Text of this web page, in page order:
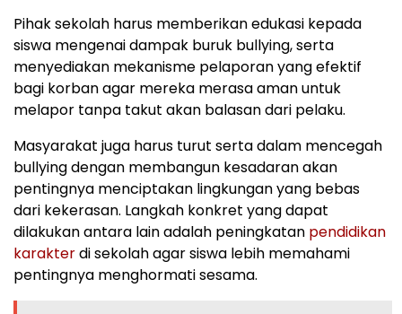
Pihak sekolah harus memberikan edukasi kepada
siswa mengenai dampak buruk bullying, serta
menyediakan mekanisme pelaporan yang efektif
bagi korban agar mereka merasa aman untuk
melapor tanpa takut akan balasan dari pelaku.
Masyarakat juga harus turut serta dalam mencegah
bullying dengan membangun kesadaran akan
pentingnya menciptakan lingkungan yang bebas
dari kekerasan. Langkah konkret yang dapat
dilakukan antara lain adalah peningkatan pendidikan
karakterdi sekolah agar siswa lebih memahami
pentingnya menghormati sesama.